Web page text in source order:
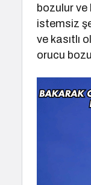
bozulur ve
istemsiz
ve kasıtlı
orucu